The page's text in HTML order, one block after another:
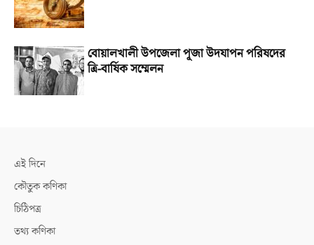
বোয়ালখালী উপজেলা পূজা উদযাপন পরিষদের
ত্রি-বার্ষিক সম্মেলন
এই দিনে
কৌতুক কণিকা
চিঠিপত্র
তথ্য কণিকা